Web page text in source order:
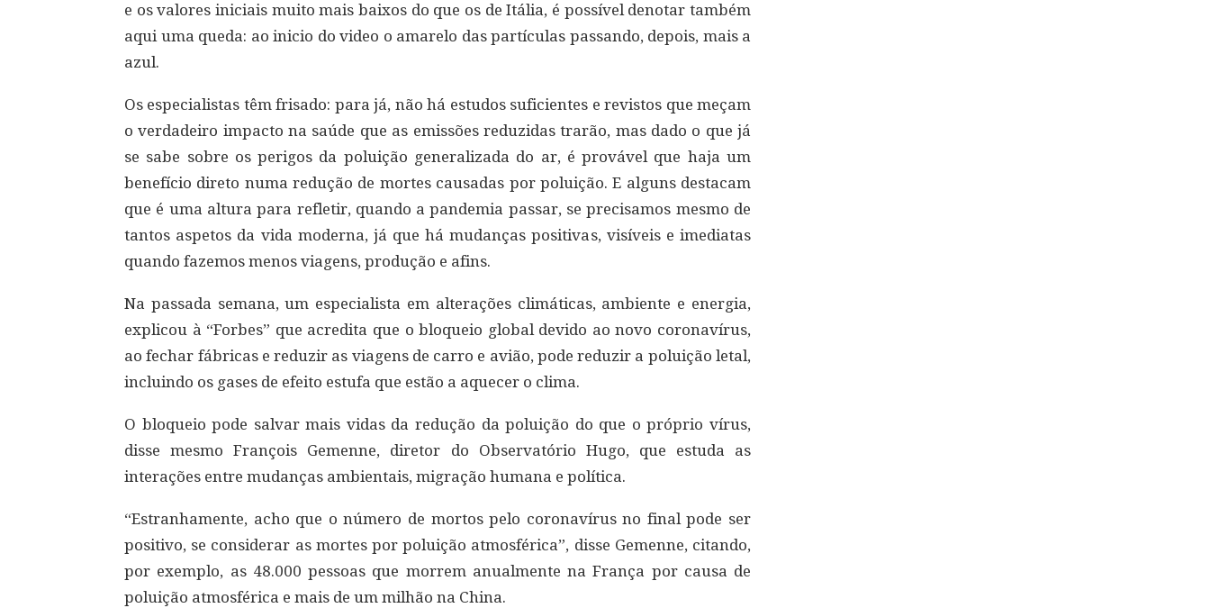
e os valores iniciais muito mais baixos do que os de Itália, é possível denotar também
aqui uma queda: ao inicio do video o amarelo das partículas passando, depois, mais a
azul.
Os especialistas têm frisado: para já, não há estudos suficientes e revistos que meçam
o verdadeiro impacto na saúde que as emissões reduzidas trarão, mas dado o que já
se sabe sobre os perigos da poluição generalizada do ar, é provável que haja um
benefício direto numa redução de mortes causadas por poluição. E alguns destacam
que é uma altura para refletir, quando a pandemia passar, se precisamos mesmo de
tantos aspetos da vida moderna, já que há mudanças positivas, visíveis e imediatas
quando fazemos menos viagens, produção e afins.
Na passada semana, um especialista em alterações climáticas, ambiente e energia,
explicou à “Forbes” que acredita que o bloqueio global devido ao novo coronavírus,
ao fechar fábricas e reduzir as viagens de carro e avião, pode reduzir a poluição letal,
incluindo os gases de efeito estufa que estão a aquecer o clima.
O bloqueio pode salvar mais vidas da redução da poluição do que o próprio vírus,
disse mesmo François Gemenne, diretor do Observatório Hugo, que estuda as
interações entre mudanças ambientais, migração humana e política.
“Estranhamente, acho que o número de mortos pelo coronavírus no final pode ser
positivo, se considerar as mortes por poluição atmosférica”, disse Gemenne, citando,
por exemplo, as 48.000 pessoas que morrem anualmente na França por causa de
poluição atmosférica e mais de um milhão na China.